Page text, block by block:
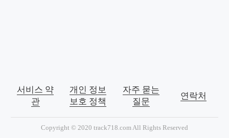
서비스 약
관
개인 정보
보호 정책
자주 묻는
질문
연락처
Copyright © 2020 track718.com All Rights Reserved